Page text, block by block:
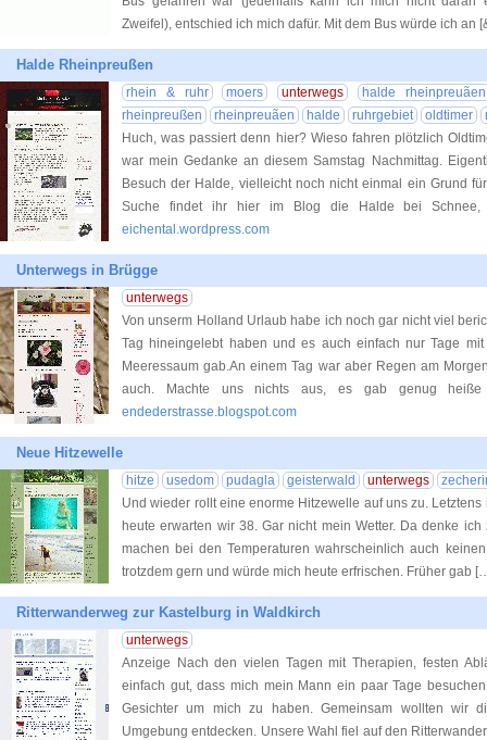
Zweifel), entschied ich mich dafür. Mit dem Bus würde ich an
Halde Rheinpreußen
rhein & ruhr moers unterwegs
halde rheinpreuãen
rheinpreußen
rheinpreuãen halde ruhrgebiet oldtimer
Huch, was passiert denn hier? Wieso fahren plötzlich
war mein Gedanke an diesem Samstag Nachmittag.
Besuch der Halde, vielleicht noch nicht einmal ein Grund
Suche findet ihr hier im Blog die Halde bei
eichental.wordpress.com
Unterwegs in Brügge
unterwegs
Von unserm Holland Urlaub habe ich noch gar nicht viel
Tag hineingelebt haben und es auch einfach nur Tage
Meeressaum gab.An einem Tag war aber Regen am
auch. Machte uns nichts aus, es gab genug
endederstrasse.blogspot.com
Neue Hitzewelle
hitze usedom pudagla geisterwald unterwegs
Und wieder rollt eine enorme Hitzewelle auf uns zu.
heute erwarten wir 38. Gar nicht mein Wetter. Da denke
machen bei den Temperaturen wahrscheinlich auch
trotzdem gern und würde mich heute erfrischen. Früher gab
Ritterwanderweg zur Kastelburg in Waldkirch
unterwegs
einfach gut, dass mich mein Mann ein paar Tage
Gesichter um mich zu haben. Gemeinsam wollten wir
Umgebung entdecken. Unsere Wahl fiel auf den